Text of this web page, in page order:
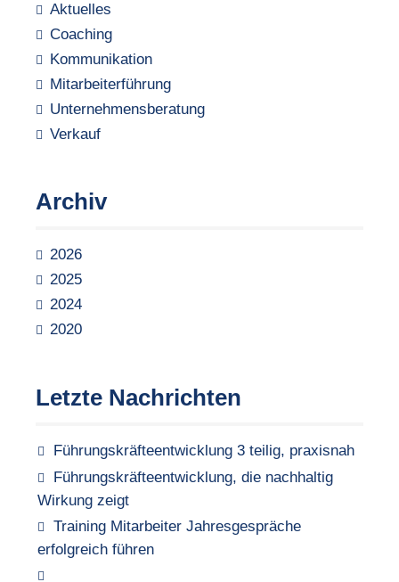
Aktuelles
Coaching
Kommunikation
Mitarbeiterführung
Unternehmensberatung
Verkauf
Archiv
2026
2025
2024
2020
Letzte Nachrichten
Führungskräfteentwicklung 3 teilig, praxisnah
Führungskräfteentwicklung, die nachhaltig
Wirkung zeigt
Training Mitarbeiter Jahresgespräche
erfolgreich führen